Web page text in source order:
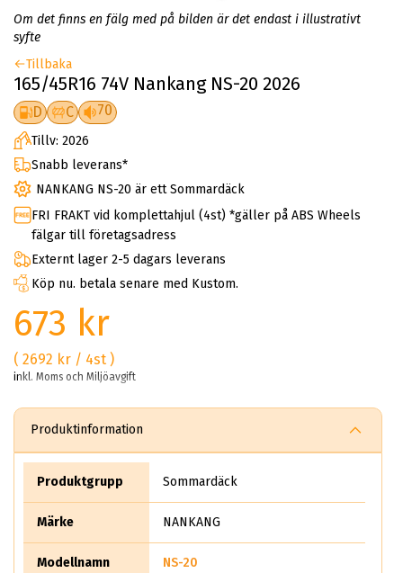
Om det finns en fälg med på bilden är det endast i illustrativt
syfte
Tillbaka
165/45R16 74V Nankang NS-20 2026
D C 70
Tillv: 2026
Snabb leverans*
NANKANG NS-20 är ett Sommardäck
FRI FRAKT vid komplettahjul (4st) *gäller på ABS Wheels
fälgar till företagsadress
Externt lager 2-5 dagars leverans
Köp nu. betala senare med Kustom.
673 kr
( 2692 kr / 4st )
inkl. Moms och Miljöavgift
Produktinformation
Produktgrupp Sommardäck
Märke NANKANG
Modellnamn NS-20